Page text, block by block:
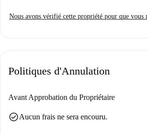
Nous avons vérifié cette propriété pour que vous
Politiques d'Annulation
Avant Approbation du Propriétaire
check_circleAucun frais ne sera encouru.